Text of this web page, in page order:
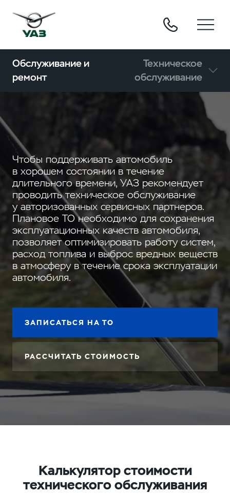
Обслуживание и
ремонт
Техническое
обслуживание
Чтобы поддерживать автомобиль
в хорошем состоянии в течение
длительного времени, УАЗ рекомендует
проводить техническое обслуживание
у авторизованных сервисных партнеров.
Плановое ТО необходимо для сохранения
эксплуатационных качеств автомобиля,
позволяет оптимизировать работу систем,
расход топлива и выброс вредных веществ
в атмосферу в течение срока эксплуатации
автомобиля.
ЗАПИСАТЬСЯ НА ТО
РАССЧИТАТЬ СТОИМОСТЬ
Калькулятор стоимости
технического обслуживания